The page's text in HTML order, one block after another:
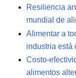
Resiliencia
mundial de
Alimentar a
industria está
Costo-
alimentos